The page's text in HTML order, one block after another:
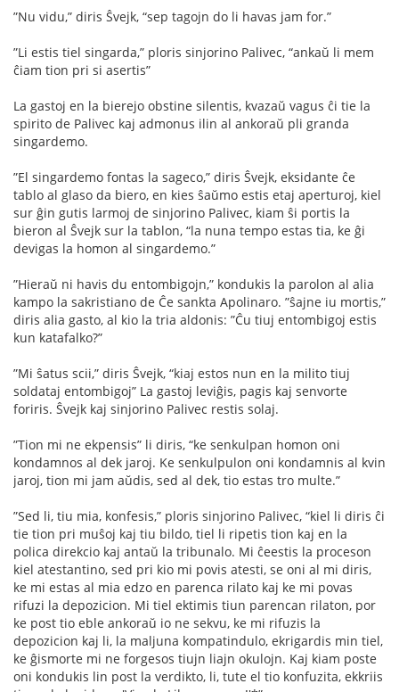
”Nu vidu,” diris Ŝvejk, “sep tagojn do li havas jam for.”
”Li estis tiel singarda,” ploris sinjorino Palivec, “ankaŭ li mem
ĉiam tion pri si asertis”
La gastoj en la bierejo obstine silentis, kvazaŭ vagus ĉi tie la
spirito de Palivec kaj admonus ilin al ankoraŭ pli granda
singardemo.
”El singardemo fontas la sageco,” diris Ŝvejk, eksidante ĉe
tablo al glaso da biero, en kies ŝaŭmo estis etaj aperturoj, kiel
sur ĝin gutis larmoj de sinjorino Palivec, kiam ŝi portis la
bieron al Ŝvejk sur la tablon, “la nuna tempo estas tia, ke ĝi
devigas la homon al singardemo.”
”Hieraŭ ni havis du entombigojn,” kondukis la parolon al alia
kampo la sakristiano de Ĉe sankta Apolinaro. ”ŝajne iu mortis,”
diris alia gasto, al kio la tria aldonis: ”Ĉu tiuj entombigoj estis
kun katafalko?”
”Mi ŝatus scii,” diris Ŝvejk, “kiaj estos nun en la milito tiuj
soldataj entombigoj” La gastoj leviĝis, pagis kaj senvorte
foriris. Ŝvejk kaj sinjorino Palivec restis solaj.
”Tion mi ne ekpensis” li diris, “ke senkulpan homon oni
kondamnos al dek jaroj. Ke senkulpulon oni kondamnis al kvin
jaroj, tion mi jam aŭdis, sed al dek, tio estas tro multe.”
”Sed li, tiu mia, konfesis,” ploris sinjorino Palivec, “kiel li diris ĉi
tie tion pri muŝoj kaj tiu bildo, tiel li ripetis tion kaj en la
polica direkcio kaj antaŭ la tribunalo. Mi ĉeestis la proceson
kiel atestantino, sed pri kio mi povis atesti, se oni al mi diris,
ke mi estas al mia edzo en parenca rilato kaj ke mi povas
rifuzi la depozicion. Mi tiel ektimis tiun parencan rilaton, por
ke post tio eble ankoraŭ io ne sekvu, ke mi rifuzis la
depozicion kaj li, la maljuna kompatindulo, ekrigardis min tiel,
ke ĝismorte mi ne forgesos tiujn liajn okulojn. Kaj kiam poste
oni kondukis lin post la verdikto, li, tute el tio konfuzita, ekkriis